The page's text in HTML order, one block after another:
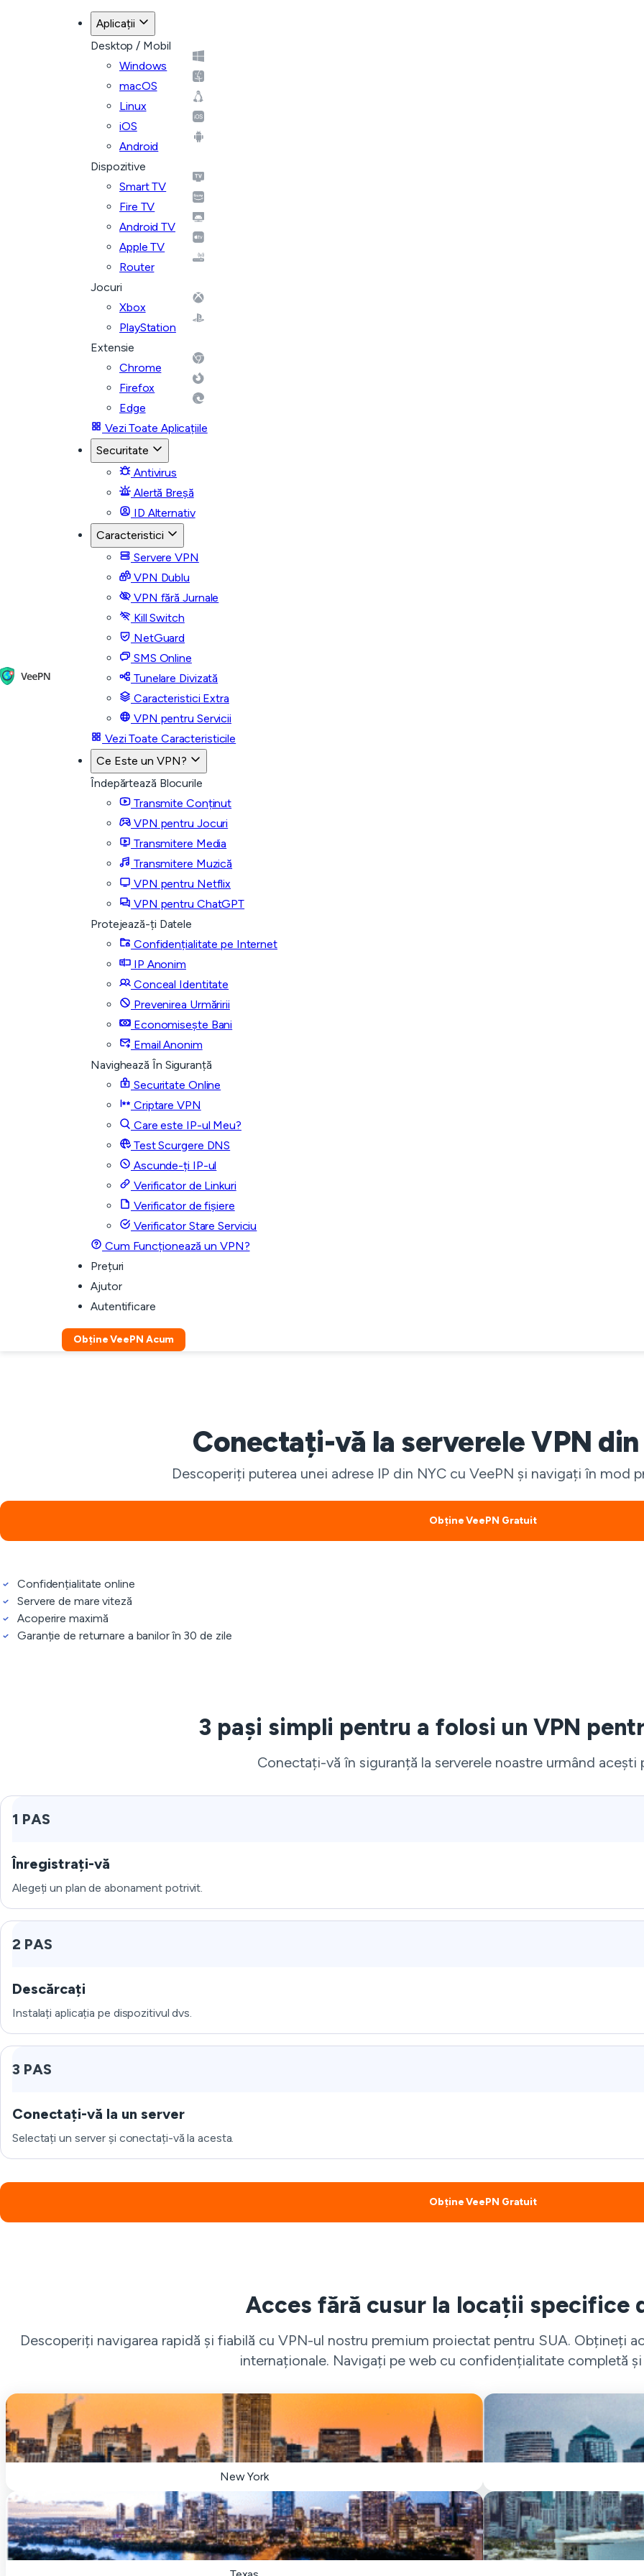
Aplicații
Desktop / Mobil
Windows
macOS
Linux
iOS
Android
Dispozitive
Smart TV
Fire TV
Android TV
Apple TV
Router
Jocuri
Xbox
PlayStation
Extensie
Chrome
Firefox
Edge
Vezi Toate Aplicațiile
Securitate
Antivirus
Alertă Breșă
ID Alternativ
Caracteristici
Servere VPN
VPN Dublu
VPN fără Jurnale
Kill Switch
NetGuard
SMS Online
Tunelare Divizată
Caracteristici Extra
VPN pentru Servicii
Vezi Toate Caracteristicile
Ce Este un VPN?
Îndepărtează Blocurile
Transmite Conținut
VPN pentru Jocuri
Transmitere Media
Transmitere Muzică
VPN pentru Netflix
VPN pentru ChatGPT
Protejează-ți Datele
Confidențialitate pe Internet
IP Anonim
Conceal Identitate
Prevenirea Urmăririi
Economisește Bani
Email Anonim
Navighează În Siguranță
Securitate Online
Criptare VPN
Care este IP-ul Meu?
Test Scurgere DNS
Ascunde-ți IP-ul
Verificator de Linkuri
Verificator de fișiere
Verificator Stare Serviciu
Cum Funcționează un VPN?
Prețuri
Ajutor
Autentificare
Obține VeePN Acum
Conectați-vă la serverele VPN
Descoperiți puterea unei adrese IP din NYC cu VeePN și navigați în mod
Obține VeePN Gratuit
Confidențialitate online
Servere de mare viteză
Acoperire maximă
Garanție de returnare a banilor în 30 de zile
3 pași simpli pentru a folosi un VPN
Conectați-vă în siguranță la serverele noastre urmând acești
1 PAS
Înregistrați-vă
Alegeți un plan de abonament potrivit.
2 PAS
Descărcați
Instalați aplicația pe dispozitivul dvs.
3 PAS
Conectați-vă la un server
Selectați un server și conectați-vă la acesta.
Obține VeePN Gratuit
Acces fără cusur la locații specifice
Descoperiți navigarea rapidă și fiabilă cu VPN-ul nostru premium proiectat pentru SUA. Obțineți
internaționale. Navigați pe web cu confidențialitate completă
New York